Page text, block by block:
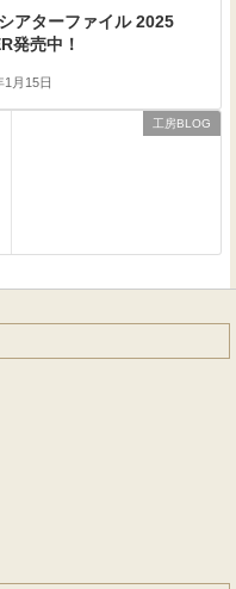
アターファイル 2025
発売中！
1月15日
工房BLOG